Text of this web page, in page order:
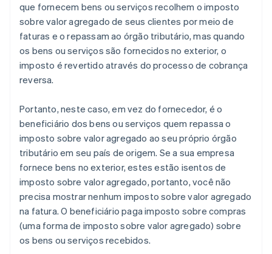
que fornecem bens ou serviços recolhem o imposto
sobre valor agregado de seus clientes por meio de
faturas e o repassam ao órgão tributário, mas quando
os bens ou serviços são fornecidos no exterior, o
imposto é revertido através do processo de cobrança
reversa.
Portanto, neste caso, em vez do fornecedor, é o
beneficiário dos bens ou serviços quem repassa o
imposto sobre valor agregado ao seu próprio órgão
tributário em seu país de origem. Se a sua empresa
fornece bens no exterior, estes estão isentos de
imposto sobre valor agregado, portanto, você não
precisa mostrar nenhum imposto sobre valor agregado
na fatura. O beneficiário paga imposto sobre compras
(uma forma de imposto sobre valor agregado) sobre
os bens ou serviços recebidos.